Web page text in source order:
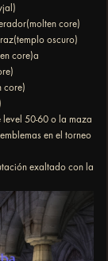
core)
oscuro)
core)a
core)
50-60 o la maza
en el torneo
exaltado con la